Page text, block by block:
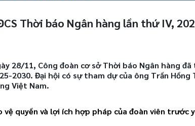
Thời báo Ngân hàng lần thứ IV,
28/11, Công đoàn cơ sở Thời báo Ngân hàng
2030. Đại hội có sự tham dự của ông Trần Hồng
Việt Nam.
vệ quyền và lợi ích hợp pháp của đoàn viên trước